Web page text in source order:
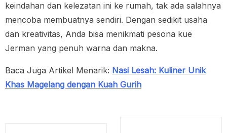
keindahan dan kelezatan ini ke rumah, tak ada salahnya
mencoba membuatnya sendiri. Dengan sedikit usaha
dan kreativitas, Anda bisa menikmati pesona kue
Jerman yang penuh warna dan makna.
Baca Juga Artikel Menarik: Nasi Lesah: Kuliner Unik
Khas Magelang dengan Kuah Gurih